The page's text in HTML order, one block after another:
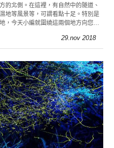
的北側。在這裡，有自然中的隧道、
地等風景等，可謂看點十足。特別是
，今天小編就圍繞這兩個地方向您介
29.nov 2018